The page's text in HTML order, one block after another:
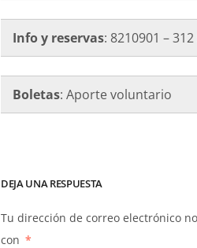
Info y reservas: 8210901 –
Boletas: Aporte voluntario
DEJA UNA RESPUESTA
Tu dirección de correo electrónico
con *